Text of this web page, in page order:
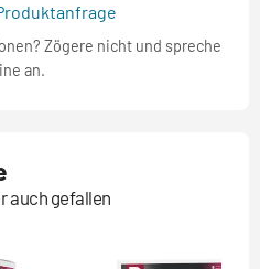
Zögere nicht und spreche
an.
auch gefallen